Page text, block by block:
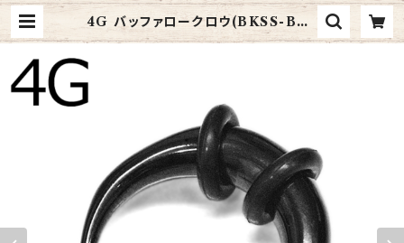
4G バッファロークロウ(BKSS-BF0
02-4G-BK) | 4ages